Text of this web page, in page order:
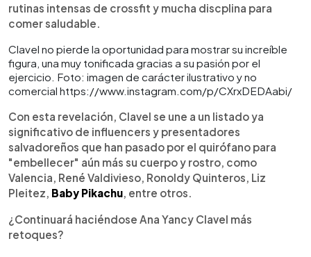
rutinas intensas de crossfit y mucha discplina para
comer saludable.
Clavel no pierde la oportunidad para mostrar su increíble
figura, una muy tonificada gracias a su pasión por el
ejercicio. Foto: imagen de carácter ilustrativo y no
comercial https://www.instagram.com/p/CXrxDEDAabi/
Con esta revelación, Clavel se une a un listado ya
significativo de influencers y presentadores
salvadoreños que han pasado por el quirófano para
"embellecer" aún más su cuerpo y rostro, como
Valencia, René Valdivieso, Ronoldy Quinteros, Liz
Pleitez, Baby Pikachu , entre otros.
¿Continuará haciéndose Ana Yancy Clavel más
retoques?